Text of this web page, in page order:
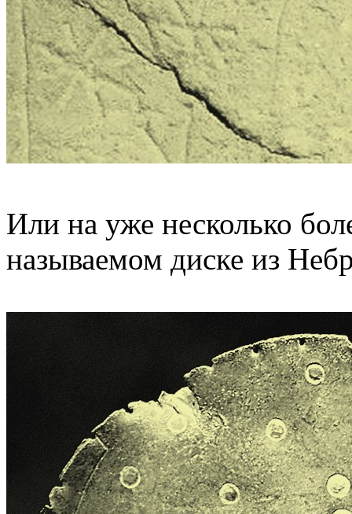
Или на уже несколько
называемом диске из